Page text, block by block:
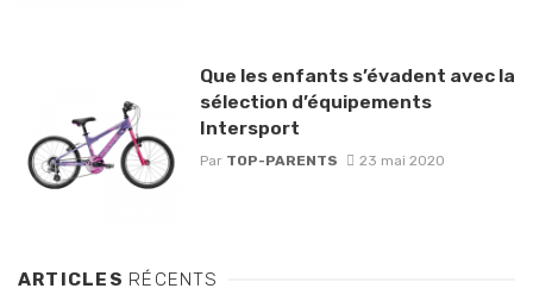
Que les enfants s’évadent avec la
sélection d’équipements
Intersport
Par TOP-PARENTS 23 mai 2020
ARTICLES RÉCENTS